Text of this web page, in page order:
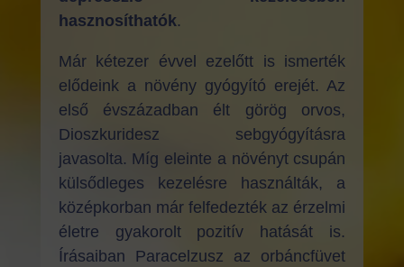
hasznosíthatók.
Már kétezer évvel ezelőtt is ismerték
elődeink a növény gyógyító erejét. Az
első évszázadban élt görög orvos,
Dioszkuridesz sebgyógyításra
javasolta. Míg eleinte a növényt csupán
külsődleges kezelésre használták, a
középkorban már felfedezték az érzelmi
életre gyakorolt pozitív hatását is.
Írásaiban Paracelzusz az orbáncfüvet